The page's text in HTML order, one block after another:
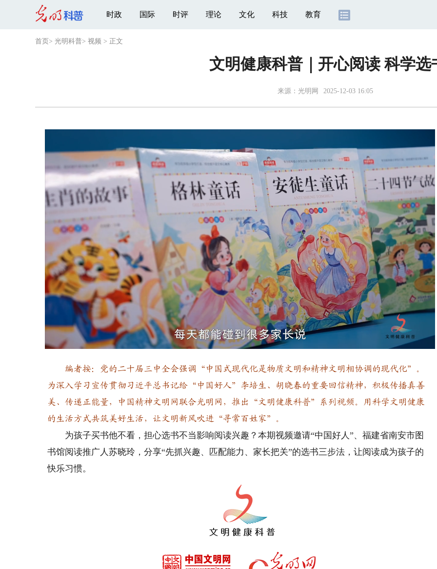
时政 国际 时评 理论 文化 科技 教育
首页 > 光明科普> 视频 > 正文
文明健康科普｜开心阅读 科学选
来源： 光明网 2025-12-03 16:05
Unmute
16.32%
Rate
编者按：党的二十届三中全会强调“中国式现代化是物质文明和精神文明相协调的现代化”。
为深入学习宣传贯彻习近平总书记给“中国好人”李培生、胡晓春的重要回信精神，积极传播真善
美、传递正能量，中国精神文明网联合光明网，推出“文明健康科普”系列视频。用科学文明健康
的生活方式共筑美好生活，让文明新风吹进“寻常百姓家”。
为孩子买书他不看，担心选书不当影响阅读兴趣？本期视频邀请“中国好人”、福建省南安市图
书馆阅读推广人苏晓玲，分享“先抓兴趣、匹配能力、家长把关”的选书三步法，让阅读成为孩子的
快乐习惯。